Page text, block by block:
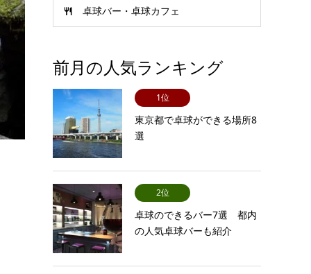
卓球バー・卓球カフェ
前月の人気ランキング
1位
東京都で卓球ができる場所8
選
2位
卓球のできるバー7選 都内
の人気卓球バーも紹介